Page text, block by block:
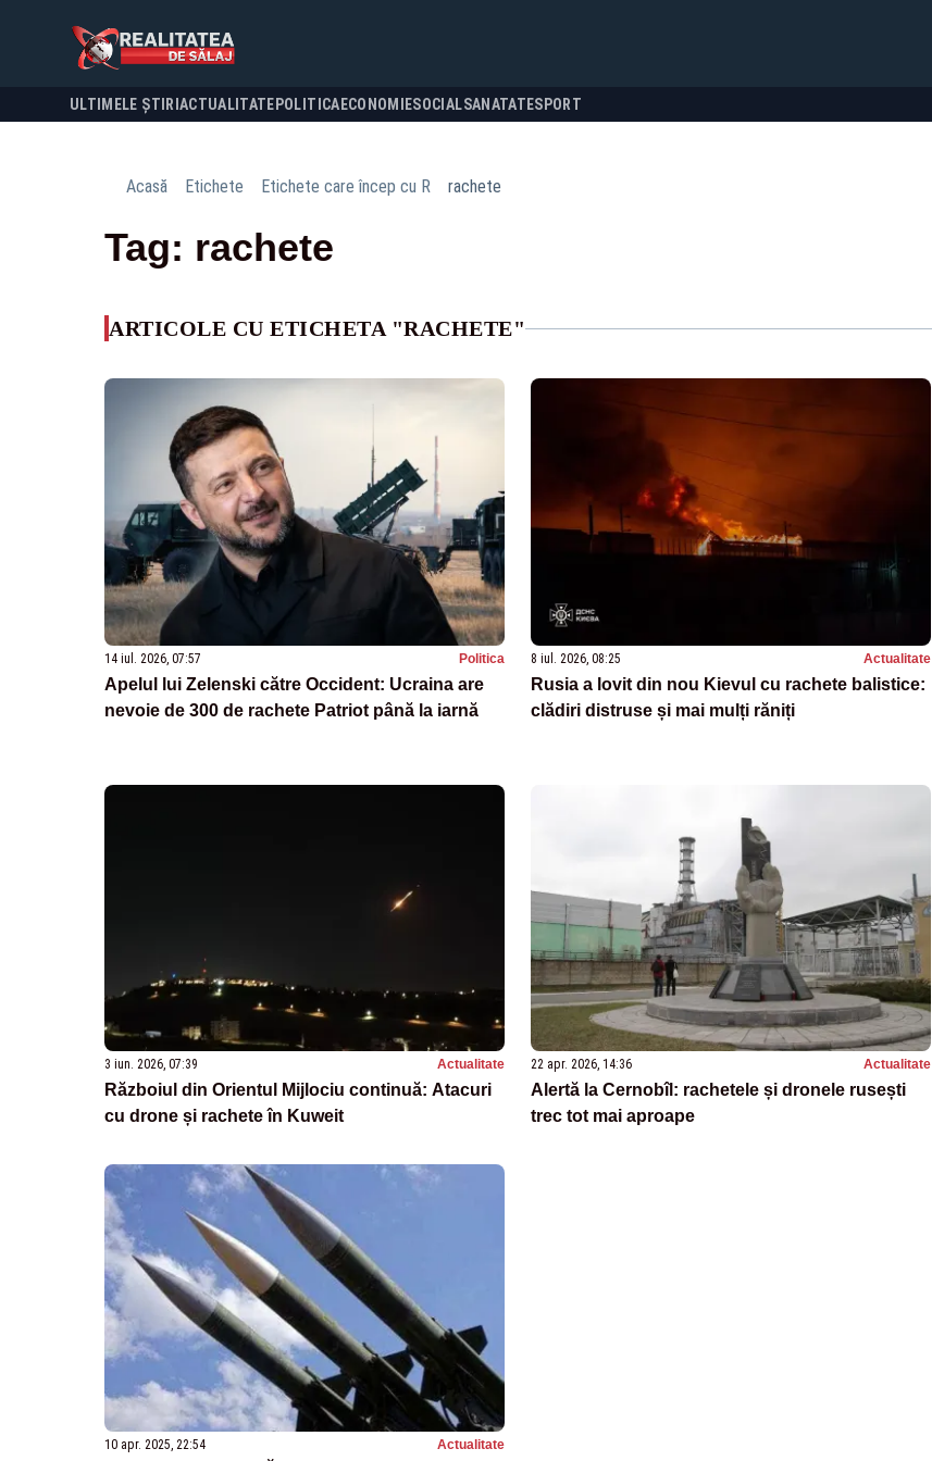
ULTIMELE ȘTIRI ACTUALITATE POLITICA ECONOMIESOCIALSANATATESPORT
Acasă Etichete Etichete care încep cu R rachete
Tag: rachete
ARTICOLE CU ETICHETA "RACHETE"
14 iul. 2026, 07:57 Politica
Apelul lui Zelenski către Occident: Ucraina are
nevoie de 300 de rachete Patriot până la iarnă
8 iul. 2026, 08:25 Actualitate
Rusia a lovit din nou Kievul cu rachete balistice:
clădiri distruse și mai mulți răniți
3 iun. 2026, 07:39 Actualitate
Războiul din Orientul Mijlociu continuă: Atacuri
cu drone și rachete în Kuweit
22 apr. 2026, 14:36 Actualitate
Alertă la Cernobîl: rachetele și dronele rusești
trec tot mai aproape
10 apr. 2025, 22:54 Actualitate